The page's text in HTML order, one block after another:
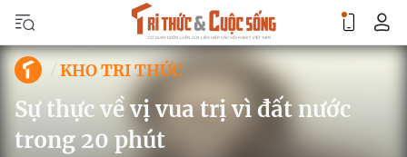
KHO TRI THỨC
Sự thực về vị vua trị vì đất nước
trong 20 phút